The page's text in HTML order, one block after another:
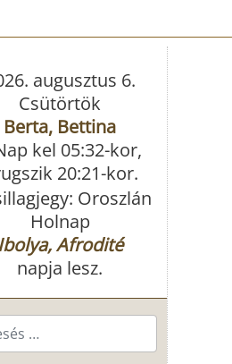
augusztus 6.
Csütörtök
Berta, Bettina
kel 05:32-kor,
20:21-kor.
Holnap
Ibolya, Afrodité
napja lesz.